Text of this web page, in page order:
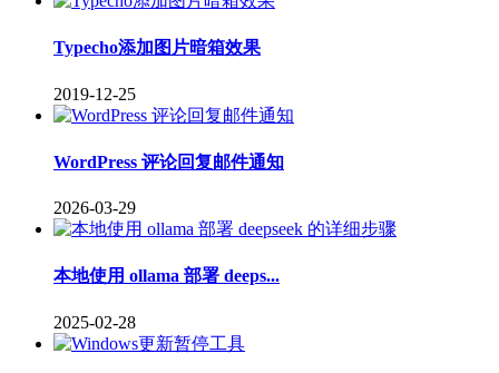
Typecho添加图片暗箱效果
2019-12-25
WordPress 评论回复邮件通知
2026-03-29
本地使用 ollama 部署 deeps...
2025-02-28